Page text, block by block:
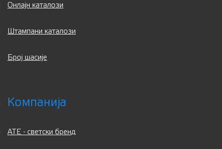
Онлајн каталози
Штампани каталози
Број шасије
Компанија
ATE - светски бренд